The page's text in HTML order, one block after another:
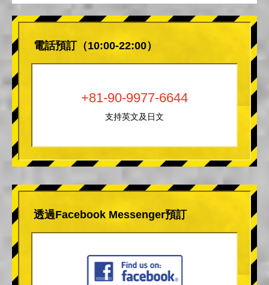
電話預訂（10:00-22:00）
+81-90-9977-6644
支持英文及日文
透過Facebook Messenger預訂